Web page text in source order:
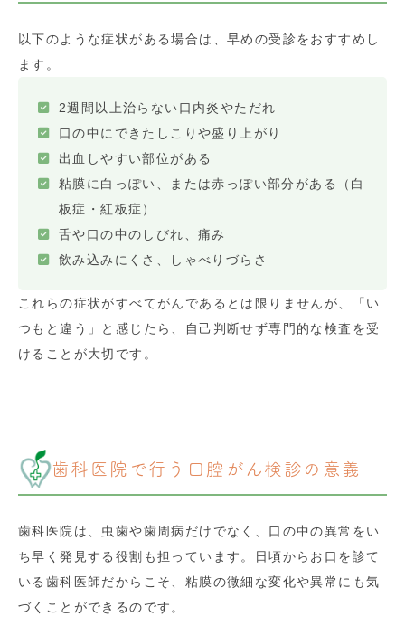
以下のような症状がある場合は、早めの受診をおすすめし
ます。
2週間以上治らない口内炎やただれ
口の中にできたしこりや盛り上がり
出血しやすい部位がある
粘膜に白っぽい、または赤っぽい部分がある（白
板症・紅板症）
舌や口の中のしびれ、痛み
飲み込みにくさ、しゃべりづらさ
これらの症状がすべてがんであるとは限りませんが、「い
つもと違う」と感じたら、自己判断せず専門的な検査を受
けることが大切です。
歯科医院で行う口腔がん検診の意義
歯科医院は、虫歯や歯周病だけでなく、口の中の異常をい
ち早く発見する役割も担っています。日頃からお口を診て
いる歯科医師だからこそ、粘膜の微細な変化や異常にも気
づくことができるのです。